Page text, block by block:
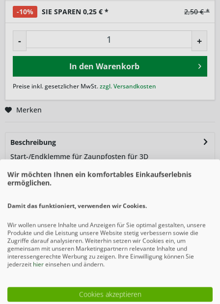
-10% SIE SPAREN 0,25 € * 2,50 € *
- +
In den Warenkorb
Preise inkl. gesetzlicher MwSt.zzgl. Versandkosten
Merken
Beschreibung
Start-/Endklemme für Zaunpfosten für 3D
mehr
Wir möchten Ihnen ein komfortables Einkaufserlebnis
ermöglichen.
Damit das funktioniert, verwenden wir Cookies.
Wir wollen unsere Inhalte und Anzeigen für Sie optimal gestalten, unsere
Produkte und die Leistung unsere Website stetig verbessern sowie die
Zugriffe darauf analysieren. Weiterhin setzen wir Cookies ein, um
gemeinsam mit unseren Marketingpartnern relevante Inhalte und
interessengerechte Werbung zu zeigen. Ihre Einwilligung können Sie
jederzeit hiereinsehen und ändern.
Cookies akzeptieren